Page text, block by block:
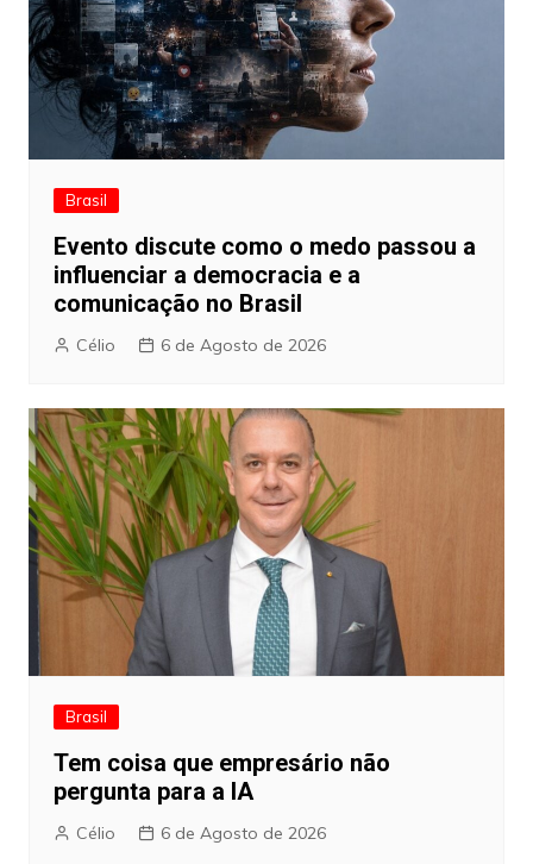
Brasil
Evento discute como o medo passou a
influenciar a democracia e a
comunicação no Brasil
Célio 6 de Agosto de 2026
Brasil
Tem coisa que empresário não
pergunta para a IA
Célio 6 de Agosto de 2026